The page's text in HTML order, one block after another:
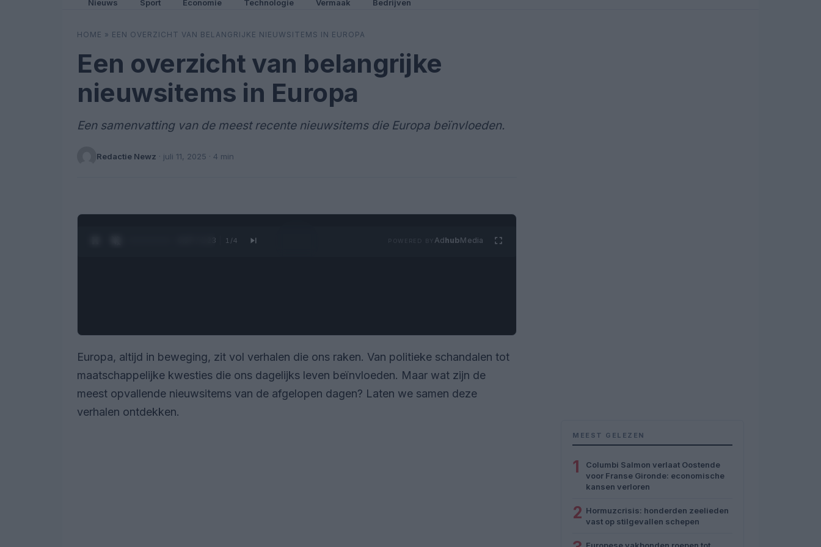
Nieuws Sport Economie Technologie Vermaak Bedrijven
HOME » EEN OVERZICHT VAN BELANGRIJKE NIEUWSITEMS IN EUROPA
Een overzicht van belangrijke
nieuwsitems in Europa
Een samenvatting van de meest recente nieuwsitems die Europa beïnvloeden.
Redactie Newz · juli 11, 2025 · 4 min
0:28 / 1:23 1 /4 AdhubMedia
Europa, altijd in beweging, zit vol verhalen die ons raken. Van politieke schandalen tot
maatschappelijke kwesties die ons dagelijks leven beïnvloeden. Maar wat zijn de
meest opvallende nieuwsitems van de afgelopen dagen? Laten we samen deze
verhalen ontdekken.
MEEST GELEZEN
1
Columbi Salmon verlaat Oostende
voor Franse Gironde: economische
kansen verloren
2 Hormuzcrisis: honderden zeelieden
vast op stilgevallen schepen